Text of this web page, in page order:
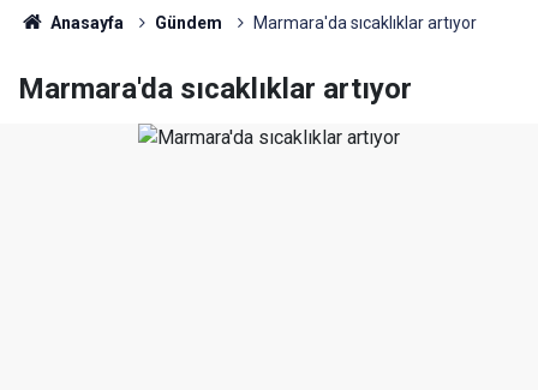
Anasayfa Gündem Marmara'da sıcaklıklar artıyor
Marmara'da sıcaklıklar artıyor